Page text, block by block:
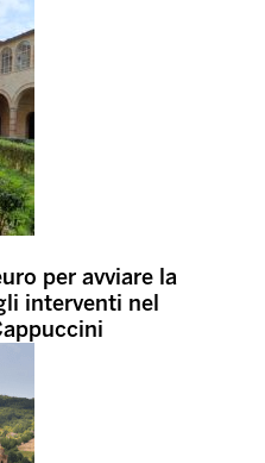
per avviare la
interventi nel